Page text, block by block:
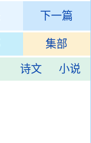
下一篇
集部
诗文 小说